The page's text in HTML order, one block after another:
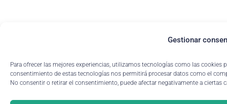
Gestionar
Para ofrecer las mejores experiencias, utilizamos tecnologías como las
consentimiento de estas tecnologías nos permitirá procesar datos como el
No consentir o retirar el consentimiento, puede afectar negativamente a ciertas